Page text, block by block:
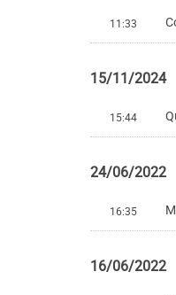
11:33
15/11/2024
15:44
24/06/2022
16:35
16/06/2022